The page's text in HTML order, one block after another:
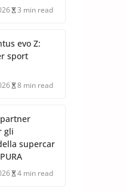
3 min read
evo Z:
sport
8 min read
gli
supercar
4 min read